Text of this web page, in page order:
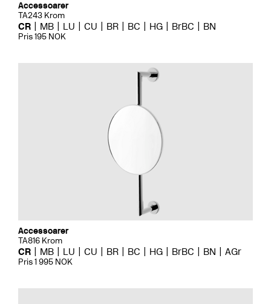
Accessoarer
TA243 Krom
CR MB LU CU BR BC HG BrBC BN
Pris 195 NOK
Accessoarer
TA816 Krom
CR MB LU CU BR BC HG BrBC BN AGr
Pris 1 995 NOK